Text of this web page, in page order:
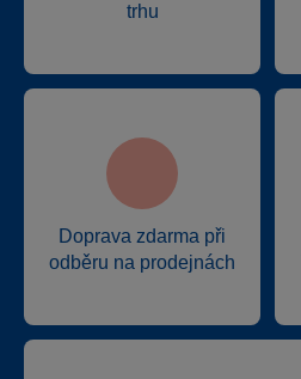
trhu
Doprava zdarma při
odběru na prodejnách